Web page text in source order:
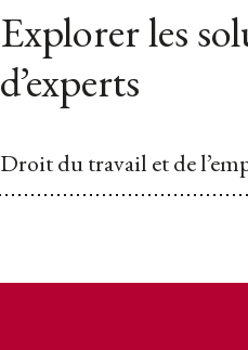
Explorer les
d’experts
Droit du travail et de